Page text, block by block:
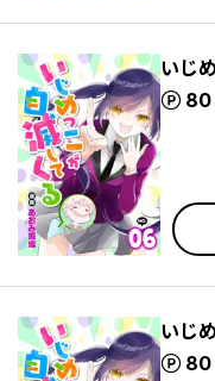
いじ
80
ポイント
いじ
80
ポイント